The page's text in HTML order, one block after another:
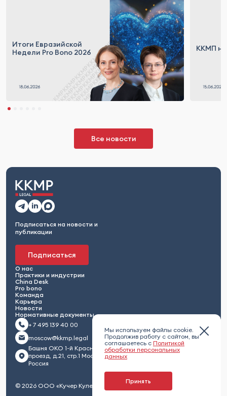
Итоги Евразийской
Недели Pro Bono 2026
ККМП на
Все новости
Мы используем файлы cookie.
Продолжив работу с сайтом, вы
соглашаетесь с Политикой
обработки персональных
данных
Принять
Подписаться на новости и
публикации
Подписаться
О нас
Практики и индустрии
China Desk
Pro bono
Команда
Карьера
Новости
Нормативные документы
+ 7 495 139 40 00
moscow@kkmp.legal
Башня ОКО 1-й Красногвардейский
проезд, д.21, стр.1 Москва 123112,
Россия
© 2026 ООО «Кучер Кулешов Максименко и партнеры»